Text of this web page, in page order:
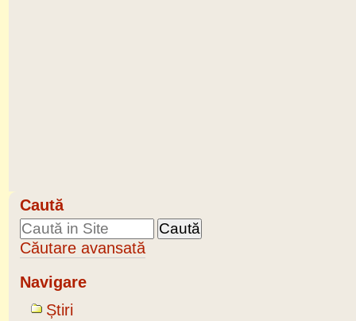
Caută
Căutare avansată
Navigare
Știri